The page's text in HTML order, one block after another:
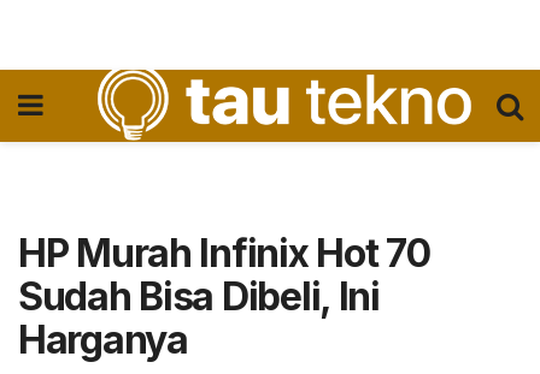
HP Murah Infinix Hot 70
Sudah Bisa Dibeli, Ini
Harganya